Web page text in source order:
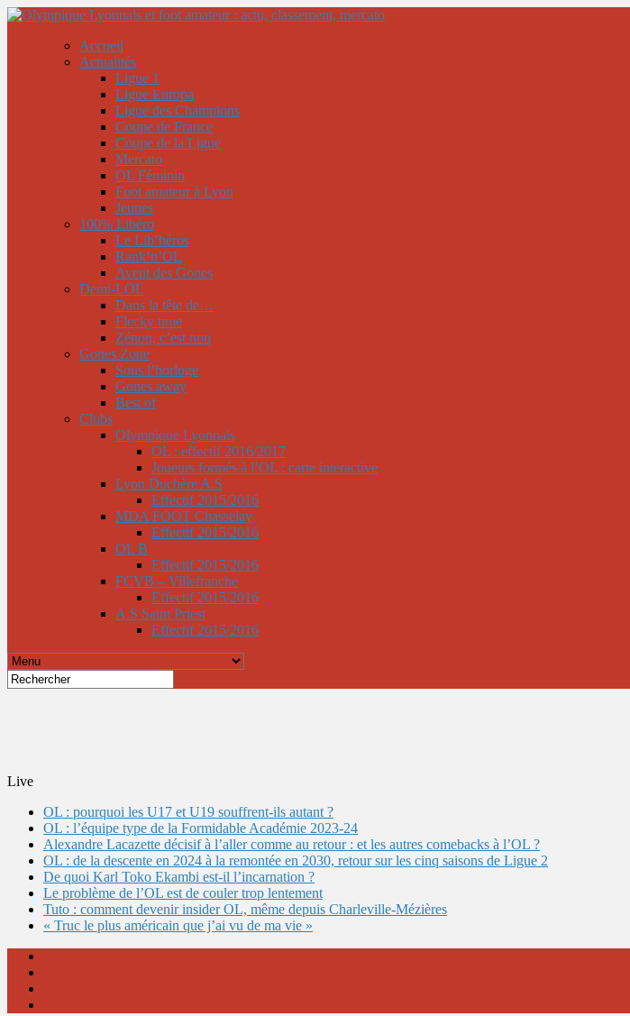
Accueil
Actualités
Ligue 1
Ligue Europa
Ligue des Champions
Coupe de France
Coupe de la Ligue
Mercato
OL Féminin
Foot amateur à Lyon
Jeunes
100% Libéro
Le Lib’héros
Rank’n’OL
Avent des Gones
Demi-LOL
Dans la tête de…
Flecky time
Zénon, c’est non
Gones Zone
Sous l’horloge
Gones away
Best of
Clubs
Olympique Lyonnais
OL : effectif 2016/2017
Joueurs formés à l’OL : carte interactive
Lyon Duchère A.S
Effectif 2015/2016
MDA FOOT Chasselay
Effectif 2015/2016
OL B
Effectif 2015/2016
FCVB – Villefranche
Effectif 2015/2016
A.S Saint Priest
Effectif 2015/2016
Live
OL : pourquoi les U17 et U19 souffrent-ils autant ?
OL : l’équipe type de la Formidable Académie 2023-24
Alexandre Lacazette décisif à l’aller comme au retour : et les autres comebacks à l’OL ?
OL : de la descente en 2024 à la remontée en 2030, retour sur les cinq saisons de Ligue 2
De quoi Karl Toko Ekambi est-il l’incarnation ?
Le problème de l’OL est de couler trop lentement
Tuto : comment devenir insider OL, même depuis Charleville-Mézières
« Truc le plus américain que j’ai vu de ma vie »